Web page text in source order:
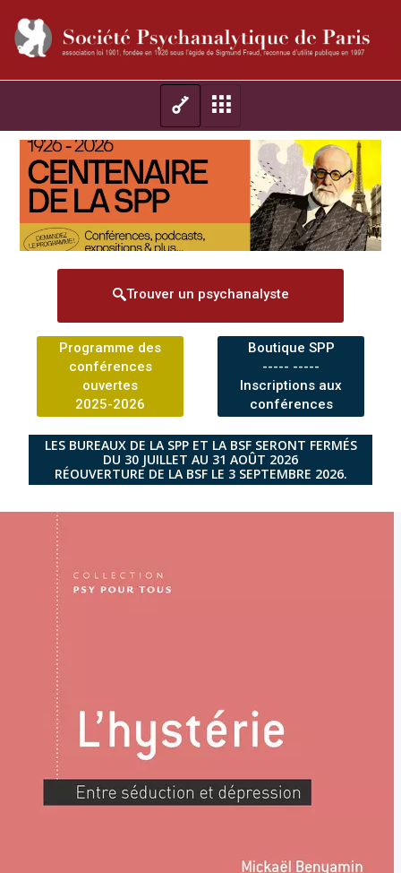
Trouver un psychanalyste
Programme des
conférences
ouvertes
2025-2026
Boutique SPP
----- -----
Inscriptions aux
conférences
LES BUREAUX DE LA SPP ET LA BSF SERONT FERMÉS
DU 30 JUILLET AU 31 AOÛT 2026
RÉOUVERTURE DE LA BSF LE 3 SEPTEMBRE 2026.